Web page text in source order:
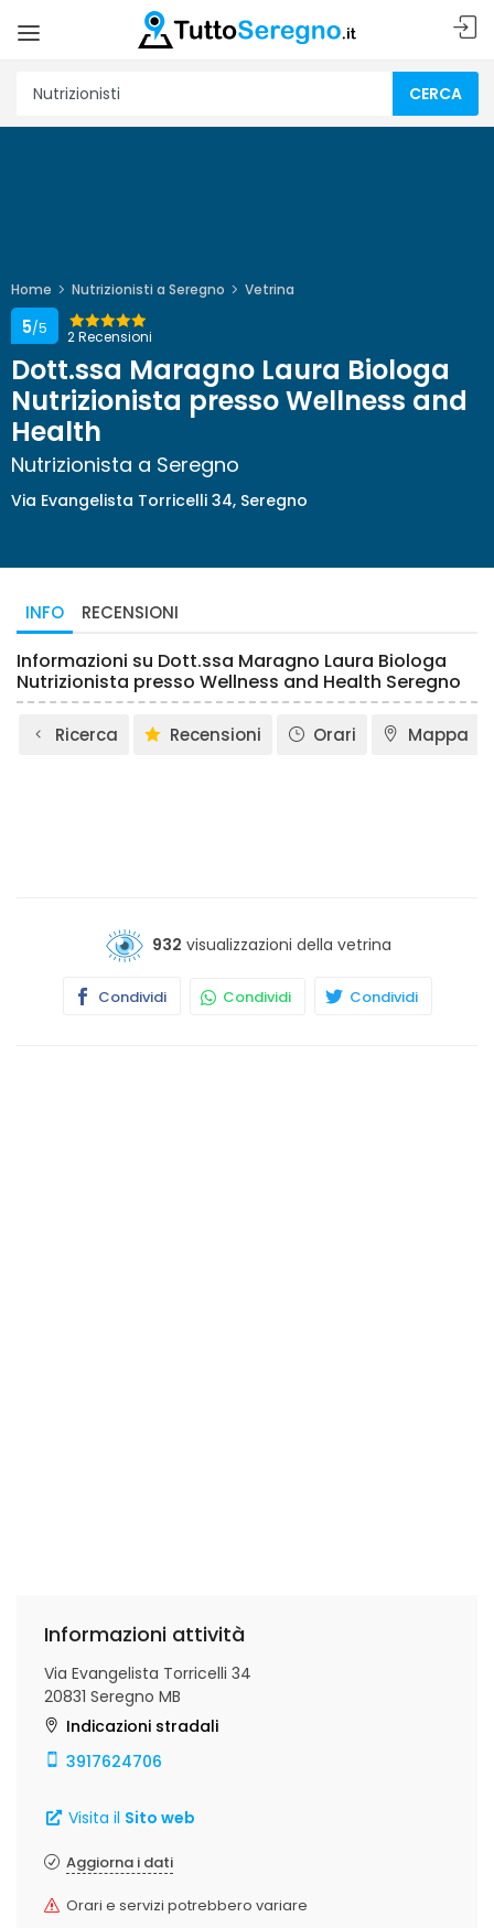
CERCA
Home Nutrizionisti a Seregno Vetrina
2 Recensioni
5/5
Dott.ssa Maragno Laura Biologa
Nutrizionista presso Wellness and
Health
Nutrizionista a Seregno
Via Evangelista Torricelli 34, Seregno
INFO RECENSIONI
Informazioni su Dott.ssa Maragno Laura Biologa
Nutrizionista presso Wellness and Health Seregno
Ricerca Recensioni Orari Mappa
932 visualizzazioni della vetrina
Condividi Condividi Condividi
Informazioni attività
Via Evangelista Torricelli 34
20831 Seregno MB
Indicazioni stradali
3917624706
Visita il Sito web
Aggiorna i dati
Orari e servizi potrebbero variare